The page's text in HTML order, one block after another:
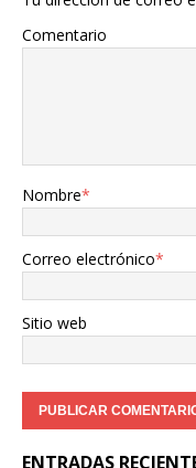
Comentario
Nombre*
Correo electrónico*
Sitio web
ENTRADAS